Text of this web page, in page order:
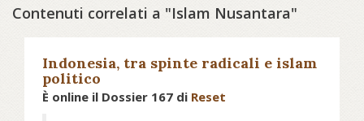
Contenuti correlati a "Islam Nusantara"
Indonesia, tra spinte radicali e islam
politico
È online il Dossier 167 di Reset